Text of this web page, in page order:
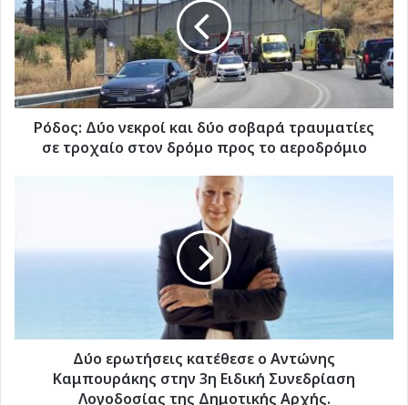
και
δύο
σοβαρά
τραυματίες
σε
τροχαίο
στον
δρόμο
Ρόδος: Δύο νεκροί και δύο σοβαρά τραυματίες
σε τροχαίο στον δρόμο προς το αεροδρόμιο
Ειδική
Συνεδρίαση
Λογοδοσίας
Δύο ερωτήσεις κατέθεσε ο Αντώνης
Καμπουράκης στην 3η Ειδική Συνεδρίαση
Λογοδοσίας της Δημοτικής Αρχής.